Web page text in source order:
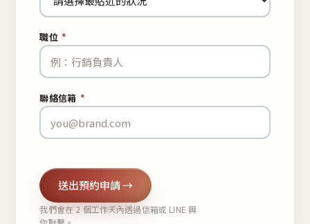
職位 *
聯絡信箱 *
送出預約申請 →
我們會在 2 個工作天內透過信箱或 LINE 與